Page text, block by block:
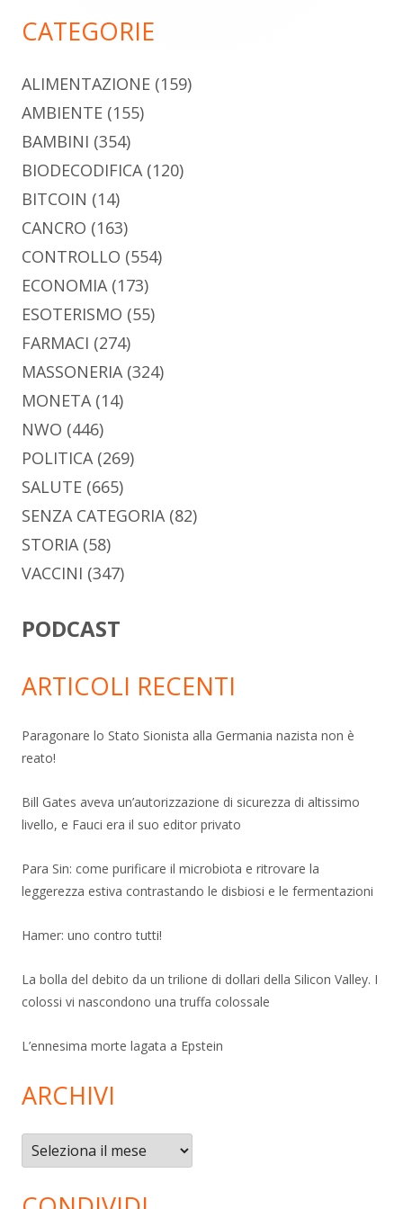
CATEGORIE
ALIMENTAZIONE (159)
AMBIENTE (155)
BAMBINI (354)
BIODECODIFICA(120)
BITCOIN (14)
CANCRO (163)
CONTROLLO (554)
ECONOMIA(173)
ESOTERISMO (55)
FARMACI (274)
MASSONERIA(324)
MONETA(14)
NWO (446)
POLITICA(269)
SALUTE (665)
SENZA CATEGORIA(82)
STORIA(58)
VACCINI (347)
PODCAST
ARTICOLI RECENTI
Paragonare lo Stato Sionista alla Germania nazista non è
reato!
Bill Gates aveva un’autorizzazione di sicurezza di altissimo
livello, e Fauci era il suo editor privato
Para Sin: come purificare il microbiota e ritrovare la
leggerezza estiva contrastando le disbiosi e le fermentazioni
Hamer: uno contro tutti!
La bolla del debito da un trilione di dollari della Silicon Valley. I
colossi vi nascondono una truffa colossale
L’ennesima morte lagata a Epstein
ARCHIVI
Archivi